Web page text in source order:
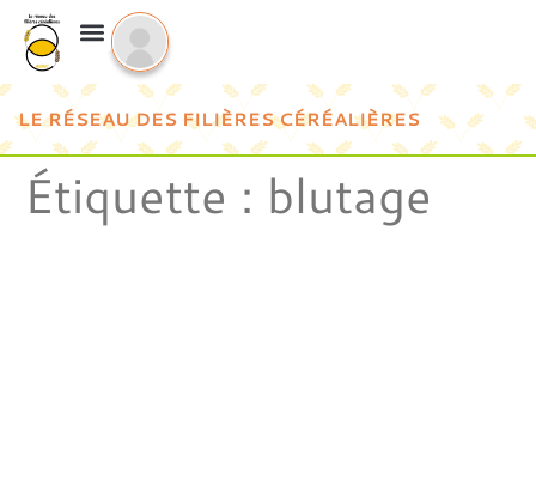
LE RÉSEAU DES FILIÈRES CÉRÉALIÈRES
Étiquette : blutage